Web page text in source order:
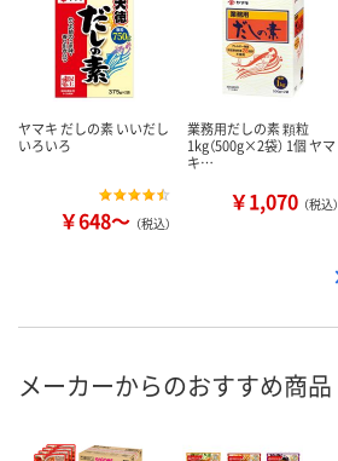
ヤマキ だしの素 いいだし
いろいろ
￥648～ （税込）
業務用だしの素 顆粒
1kg（500g×2袋） 1個 ヤマ
キ…
￥1,070 （税込）
メーカーからのおすすめ商品